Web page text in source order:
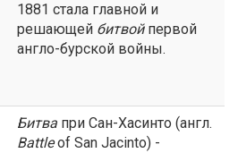
1881 стала главной и
решающей битвойпервой
англо-бурской войны.
Битва при Сан-Хасинто (англ.
Battleof San Jacinto) -